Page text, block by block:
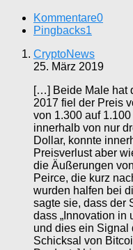
Kommentare0
Pingbacks1
CryptoNews
25. März 2019
[…] Beide Male hat
2017 fiel der Preis
von 1.300 auf
innerhalb von nur
Dollar, konnte
Preisverlust aber
die Äußerungen
Peirce, die kurz
wurden halfen bei
sagte sie, dass der
dass „Innovation in
und dies ein Signal
Schicksal von